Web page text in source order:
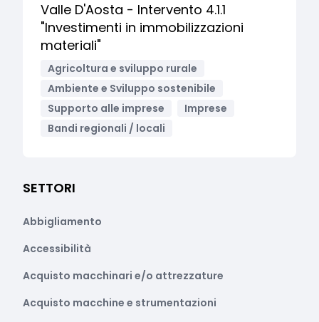
Valle D'Aosta - Intervento 4.1.1
"Investimenti in immobilizzazioni
materiali"
Agricoltura e sviluppo rurale
Ambiente e Sviluppo sostenibile
Supporto alle imprese
Imprese
Bandi regionali / locali
SETTORI
Abbigliamento
Accessibilità
Acquisto macchinari e/o attrezzature
Acquisto macchine e strumentazioni